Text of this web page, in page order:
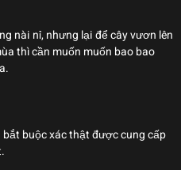
nài nỉ, nhưng lại để cây vươn lên
thì cần muốn muốn bao bao
buộc xác thật được cung cấp